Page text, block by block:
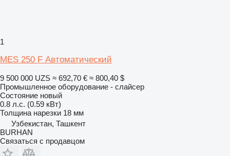
1
МES 250 F Автоматический
9 500 000 UZS ≈ 692,70 € ≈ 800,40 $
Промышленное оборудование - слайсер
Состояние новый
0.8 л.с. (0.59 кВт)
Толщина нарезки 18 мм
Узбекистан, Ташкент
BURHAN
Связаться с продавцом